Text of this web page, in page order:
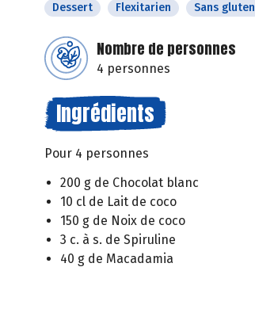
Dessert Flexitarien Sans gluten
Nombre de personnes
4 personnes
Ingrédients
Pour 4 personnes
200 g de Chocolat blanc
10 cl de Lait de coco
150 g de Noix de coco
3 c. à s. de Spiruline
40 g de Macadamia